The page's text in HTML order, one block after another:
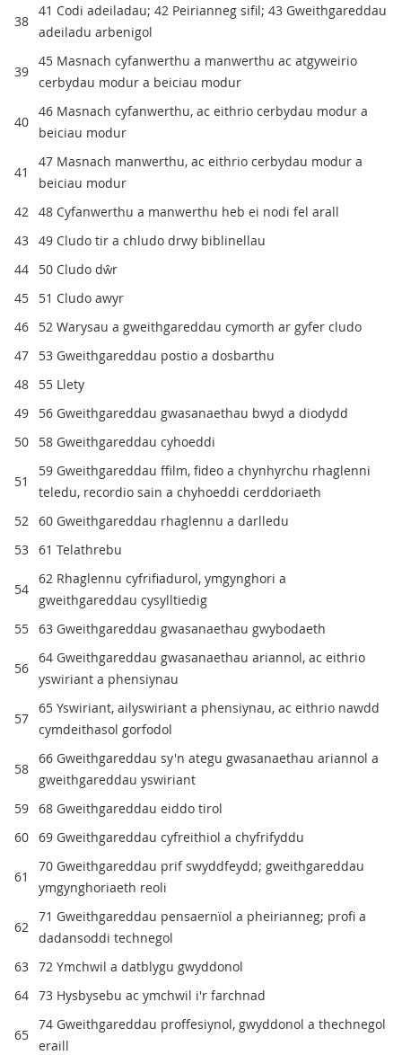
38
41 Codi adeiladau; 42 Peirianneg sifil; 43 Gweithgareddau
adeiladu arbenigol
39
45 Masnach cyfanwerthu a manwerthu ac atgyweirio
cerbydau modur a beiciau modur
40
46 Masnach cyfanwerthu, ac eithrio cerbydau modur a
beiciau modur
41
47 Masnach manwerthu, ac eithrio cerbydau modur a
beiciau modur
42 48 Cyfanwerthu a manwerthu heb ei nodi fel arall
43 49 Cludo tir a chludo drwy biblinellau
44
50 Cludo dŵr
45
51 Cludo awyr
46
52 Warysau a gweithgareddau cymorth ar gyfer cludo
47
53 Gweithgareddau postio a dosbarthu
48
55 Llety
49
56 Gweithgareddau gwasanaethau bwyd a diodydd
50
58 Gweithgareddau cyhoeddi
51
59 Gweithgareddau ffilm, fideo a chynhyrchu rhaglenni
teledu, recordio sain a chyhoeddi cerddoriaeth
52 60 Gweithgareddau rhaglennu a darlledu
53 61 Telathrebu
54
62 Rhaglennu cyfrifiadurol, ymgynghori a
gweithgareddau cysylltiedig
55 63 Gweithgareddau gwasanaethau gwybodaeth
56
64 Gweithgareddau gwasanaethau ariannol, ac eithrio
yswiriant a phensiynau
57
65 Yswiriant, ailyswiriant a phensiynau, ac eithrio nawdd
cymdeithasol gorfodol
58
66 Gweithgareddau sy'n ategu gwasanaethau ariannol a
gweithgareddau yswiriant
59 68 Gweithgareddau eiddo tirol
60 69 Gweithgareddau cyfreithiol a chyfrifyddu
61
70 Gweithgareddau prif swyddfeydd; gweithgareddau
ymgynghoriaeth reoli
62
71 Gweithgareddau pensaernïol a pheirianneg; profi a
dadansoddi technegol
63 72 Ymchwil a datblygu gwyddonol
64 73 Hysbysebu ac ymchwil i'r farchnad
65
74 Gweithgareddau proffesiynol, gwyddonol a thechnegol
eraill